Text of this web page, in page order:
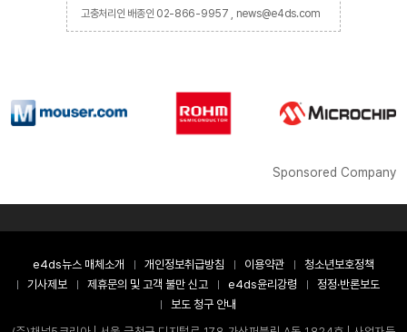
고충처리인 배종인 02-866-9957 , news@e4ds.com
Sponsored Company
e4ds뉴스 매체소개 개인정보취급방침 이용약관
청소년보호정책
기사제보
제휴문의 및 고객 불만 신고 e4ds윤리강령
정정·반론보도
보도 청구 안내